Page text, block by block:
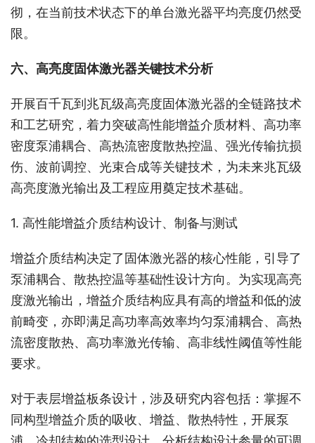
彻，在当前技术状态下的单台激光器平均亮度仍然受
限。
六、高亮度固体激光器关键技术分析
开展百千瓦到兆瓦级高亮度固体激光器的全链路技术
和工艺研究，着力突破高性能增益介质材料、高功率
密度泵浦耦合、高热流密度散热控温、强光传输抗损
伤、波前调控、光束合成等关键技术，为未来兆瓦级
高亮度激光输出及工程应用奠定技术基础。
1. 高性能增益介质结构设计、制备与测试
增益介质结构决定了固体激光器的核心性能，引导了
泵浦耦合、散热控温等基础性设计方向。为实现高亮
度激光输出，增益介质结构应具有高的增益和低的波
前畸变，亦即满足高功率高效率均匀泵浦耦合、高热
流密度散热、高功率激光传输、高非线性阈值等性能
要求。
对于表层增益板条设计，涉及研究内容包括：掌握不
同构型增益介质的吸收、增益、散热特性，开展泵